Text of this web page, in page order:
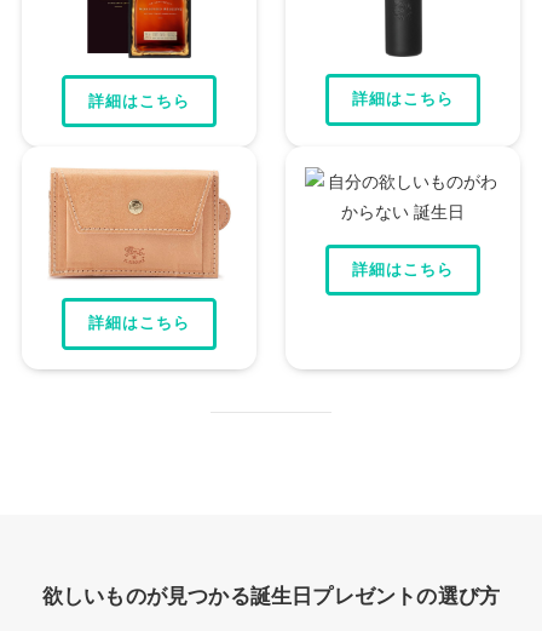
詳細はこちら 詳細はこちら
詳細はこちら
詳細はこちら
欲しいものが見つかる誕生日プレゼントの選び方